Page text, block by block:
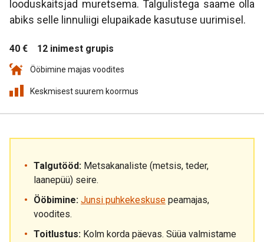
looduskaitsjad muretsema. Talgulistega saame olla
abiks selle linnuliigi elupaikade kasutuse uurimisel.
40 € 12 inimest grupis
Ööbimine majas voodites
Keskmisest suurem koormus
Talgutööd: Metsakanaliste (metsis, teder,
laanepüü) seire.
Ööbimine: Junsi puhkekeskuse peamajas,
voodites.
Toitlustus: Kolm korda päevas. Süüa valmistame